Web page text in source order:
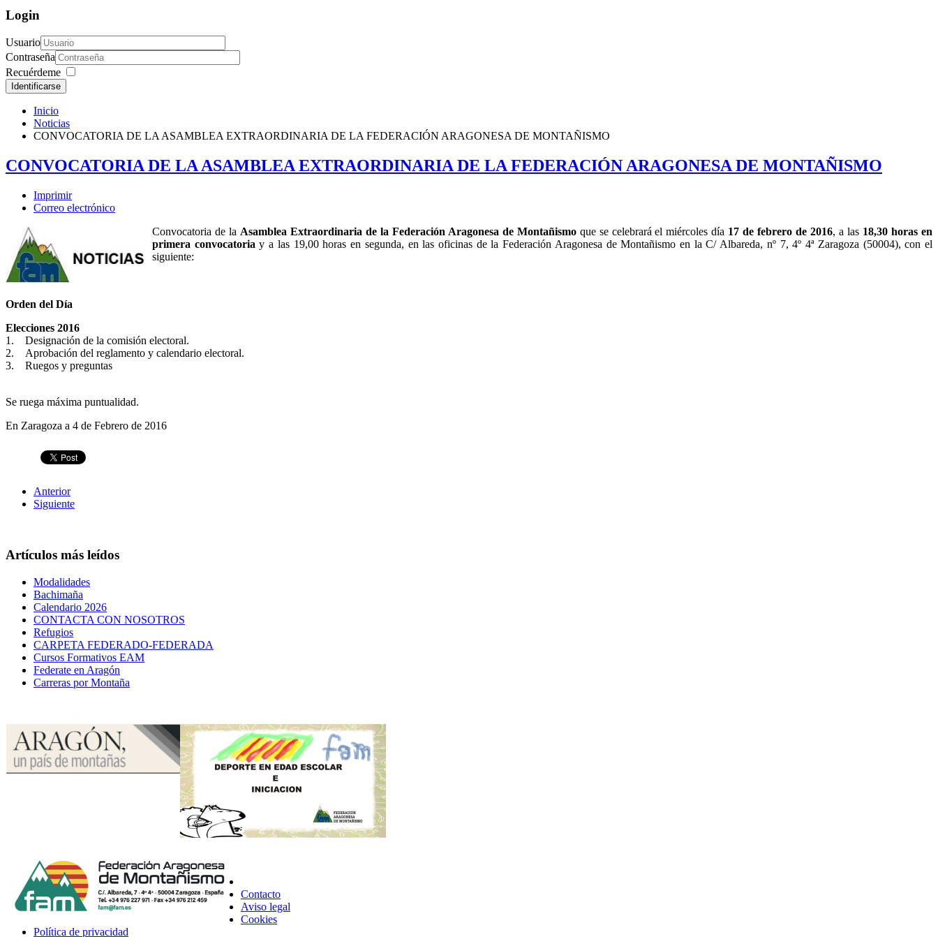
Login
Usuario
Contraseña
Recuérdeme
Identificarse
Inicio
Noticias
CONVOCATORIA DE LA ASAMBLEA EXTRAORDINARIA DE LA FEDERACIÓN ARAGONESA DE MONTAÑISMO
CONVOCATORIA DE LA ASAMBLEA EXTRAORDINARIA DE LA FEDERACIÓN ARAGONESA DE MONTAÑISMO
Imprimir
Correo electrónico
Convocatoria de la Asamblea Extraordinaria de la Federación Aragonesa de Montañismoque se celebrará el miércoles día 17 de febrero de 2016, a las 18,30 horas en
primera convocatoria y a las 19,00 horas en segunda, en las oficinas de la Federación Aragonesa de Montañismo en la C/ Albareda, nº 7, 4º 4ª Zaragoza (50004), con el
siguiente:
Orden del Día
Elecciones 2016
1. Designación de la comisión electoral.
2. Aprobación del reglamento y calendario electoral.
3. Ruegos y preguntas
Se ruega máxima puntualidad.
En Zaragoza a 4 de Febrero de 2016
Anterior
Siguiente
Artículos más leídos
Modalidades
Bachimaña
Calendario 2026
CONTACTA CON NOSOTROS
Refugios
CARPETA FEDERADO-FEDERADA
Cursos Formativos EAM
Federate en Aragón
Carreras por Montaña
Contacto
Aviso legal
Cookies
Política de privacidad